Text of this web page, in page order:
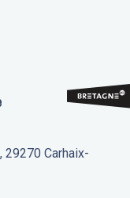
29270 Carhaix-